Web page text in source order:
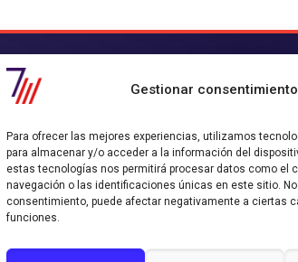
Gestionar consentimiento
Para ofrecer las mejores experiencias, utilizamos
para almacenar y/o acceder a la información del
estas tecnologías nos permitirá procesar datos como el
navegación o las identificaciones únicas en este sitio.
consentimiento, puede afectar negativamente a ciertas
funciones.
Síguenos en nuestras redes!